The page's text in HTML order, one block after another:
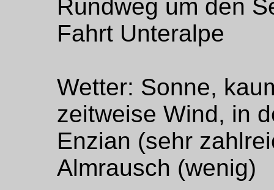
Rundweg um den
Fahrt Unteralpe
Wetter: Sonne,
zeitweise Wind, in
Enzian (sehr
Almrausch (wenig)